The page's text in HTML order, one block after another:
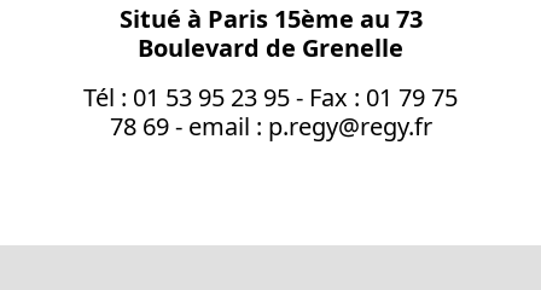
Situé à Paris 15ème au 73
Boulevard de Grenelle
Tél : 01 53 95 23 95 - Fax : 01 79 75
78 69 - email : p.regy@regy.fr